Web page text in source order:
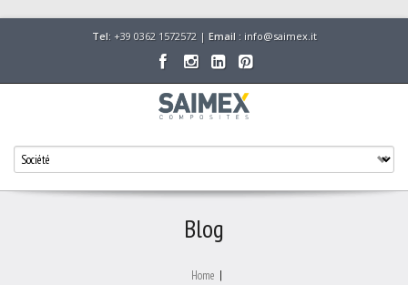
Tel: +39 0362 1572572 | Email : info@saimex.it
Blog
Home |